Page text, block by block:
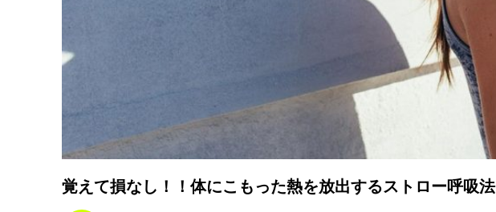
覚えて損なし！！体にこもった熱を放出するストロー呼吸法